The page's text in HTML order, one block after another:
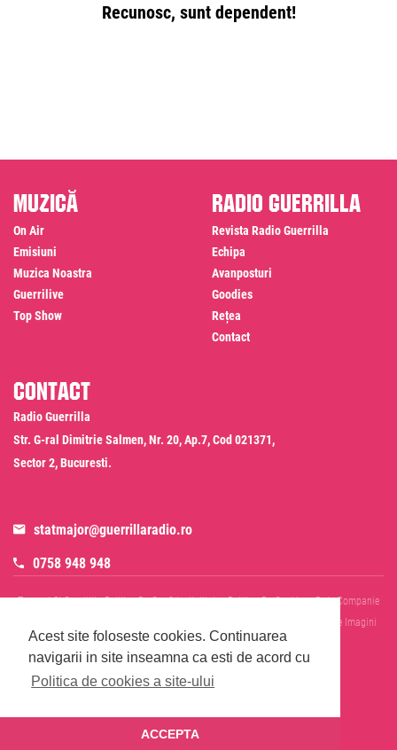
Acest site foloseste cookies. Continuarea
navigarii in site inseamna ca esti de acord cu
Politica de cookies a site-ului
ACCEPTA
Recunosc, sunt dependent!
Muzică
On Air
Emisiuni
Muzica Noastra
Guerrilive
Top Show
Radio Guerrilla
Revista Radio Guerrilla
Echipa
Avanposturi
Goodies
Rețea
Contact
Contact
Radio Guerrilla
Str. G-ral Dimitrie Salmen, Nr. 20, Ap.7, Cod 021371,
Sector 2, Bucuresti.
statmajor@guerrillaradio.ro
0758 948 948
Termeni Si Conditii Politica De Confidentialitate Politica De Cookies
Date Companie
Informare Prelucrare Imagini
Evenimente
Cod Deontologic